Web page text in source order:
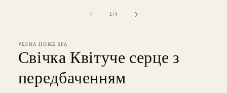
1 /з4
VESNA HOME SPA
Свічка Квітуче серце з
передбаченням